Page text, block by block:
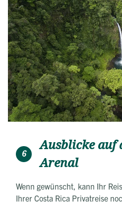
6
Ausblicke auf
Arenal
Wenn gewünscht, kann Ihr
Ihrer Costa Rica Privatreise